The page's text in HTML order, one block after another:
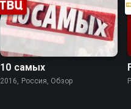
10 самых
2016, Россия, Обзор